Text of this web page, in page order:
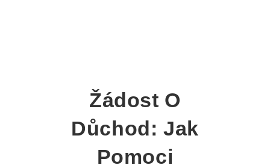
Žádost O
Důchod: Jak
Pomoci